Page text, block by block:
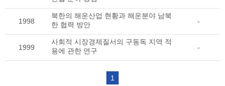
1998
북한의 해운산업 현황과 해운분야 남북
한 협력 방안
-
1999
사회적 시장경제질서의 구동독 지역 적
용에 관한 연구
-
1